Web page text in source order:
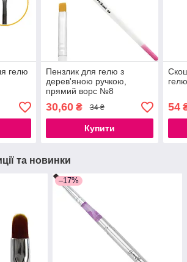
гелю
Пензлик для гелю з
дерев'яною ручкою,
прямий ворс №8
30,60₴ 34 ₴
Купити
54
та новинки
–17%